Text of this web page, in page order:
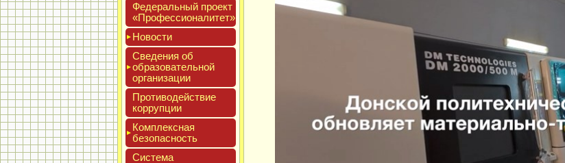
Феде­раль­ный про­ект
«Про­фес­си­она­литет»
Новос­ти
Све­дения об
об­ра­зова­тель­ной
ор­га­низа­ции
Про­тиво­дей­ствие
кор­рупции
Ком­плексная
бе­зопас­ность
Сис­те­ма